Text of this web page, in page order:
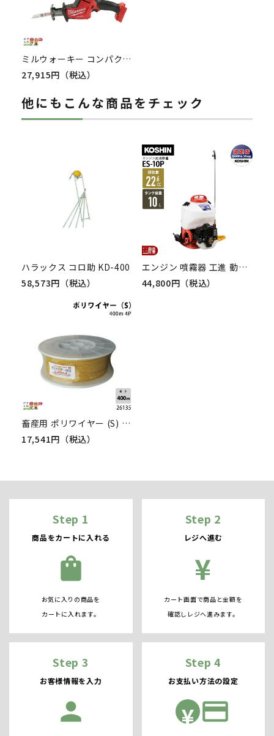
ミルウォーキー コンパクトレシプロソー18V M18 FHZ-0X0 JP バッテリー 充電器別売 milwaukee
27,915円（税込）
他にもこんな商品をチェック
ハラックス コロ助 KD-400
58,573円（税込）
エンジン 噴霧器 工進 動噴 ES-10P 背負い式 10Lタンク 噴霧 防除 除草
44,800円（税込）
畜産用 ポリワイヤー (S) 400m 4P 26135 電柵用品 畜産 酪農 牧畜 産業動物 牛 豚 養豚 家畜 畜産用品
17,541円（税込）
Step 1
商品をカートに入れる
shopping_bag
お気に入りの商品を
カートに入れます。
Step 2
レジへ進む
¥
カート画面で商品と金額を
確認しレジへ進みます。
Step 3
お客様情報を入力
person
Step 4
お支払い方法の設定
¥ credit_card